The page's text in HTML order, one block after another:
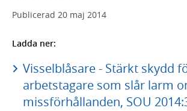
Publicerad 20 maj 2014
Ladda ner:
Visselblåsare - Stärkt skydd
arbetstagare som slår larm
missförhållanden, SOU